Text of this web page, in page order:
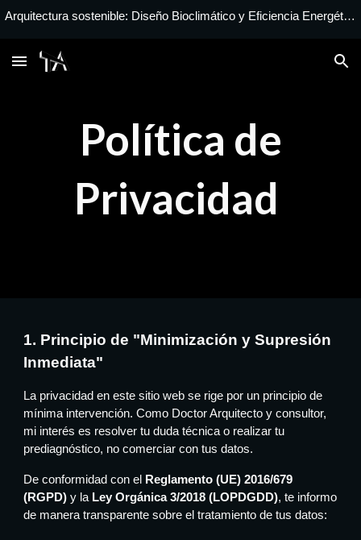
Arquitectura sostenible: Diseño Bioclimático y Eficiencia Energética. Innovación e investigación en soluciones habitacionales para Canarias.
Política de
Privacidad
1. Principio de "Minimización y Supresión
Inmediata"
La privacidad en este sitio web se rige por un principio de
mínima intervención. Como Doctor Arquitecto y consultor,
mi interés es resolver tu duda técnica o realizar tu
prediagnóstico, no comerciar con tus datos.
De conformidad con el
Reglamento (UE) 2016/679
(RGPD) y la Ley Orgánica 3/2018 (LOPDGDD), te informo
de manera transparente sobre el tratamiento de tus datos: